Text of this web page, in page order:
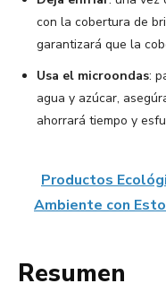
con la cobertura de
garantizará que la
Usa el microondas:
agua y azúcar,
ahorrará tiempo y
Productos
Ambiente con
Resumen